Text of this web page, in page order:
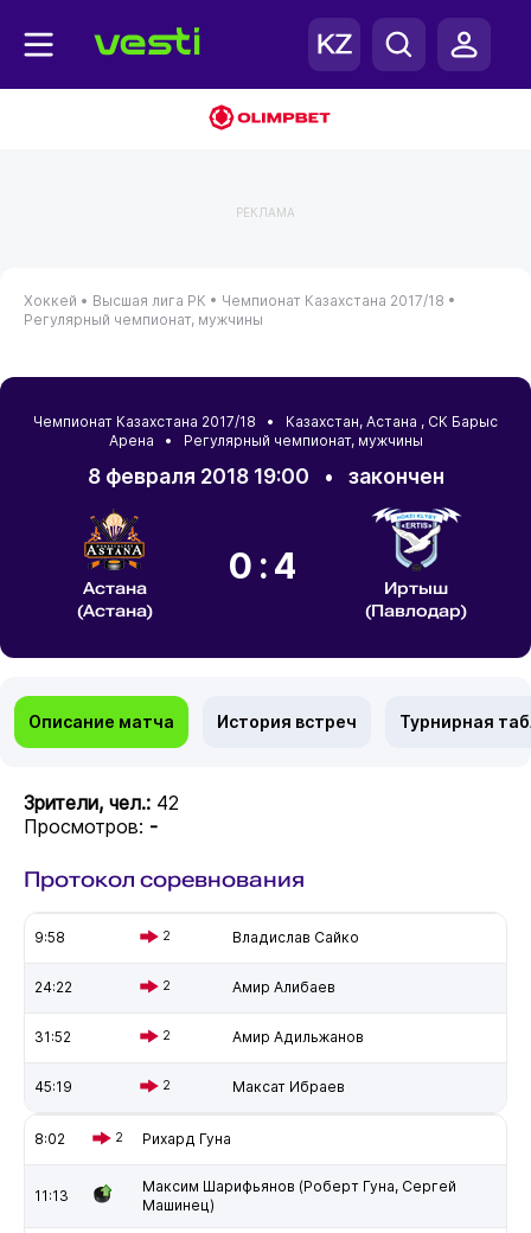
РЕКЛАМА
Хоккей • Высшая лига РК • Чемпионат Казахстана 2017/18 •
Регулярный чемпионат, мужчины
Чемпионат Казахстана 2017/18 • Казахстан, Астана , СК Барыс
Арена • Регулярный чемпионат, мужчины
8 февраля 2018 19:00 • закончен
Астана
(Астана)
0:4
Иртыш
(Павлодар)
Описание матча История встреч Турнирная
Зрители, чел.: 42
Просмотров: -
Протокол соревнования
9:58 2 Владислав Сайко
24:22 2 Амир Алибаев
31:52 2 Амир Адильжанов
45:19 2 Максат Ибраев
8:02 2 Рихард Гуна
11:13
Максим Шарифьянов (Роберт Гуна, Сергей
Машинец)